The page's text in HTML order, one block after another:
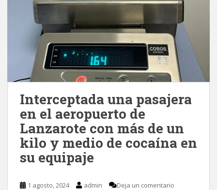
Interceptada una pasajera
en el aeropuerto de
Lanzarote con más de un
kilo y medio de cocaína en
su equipaje
1 agosto, 2024 admin Deja un comentario